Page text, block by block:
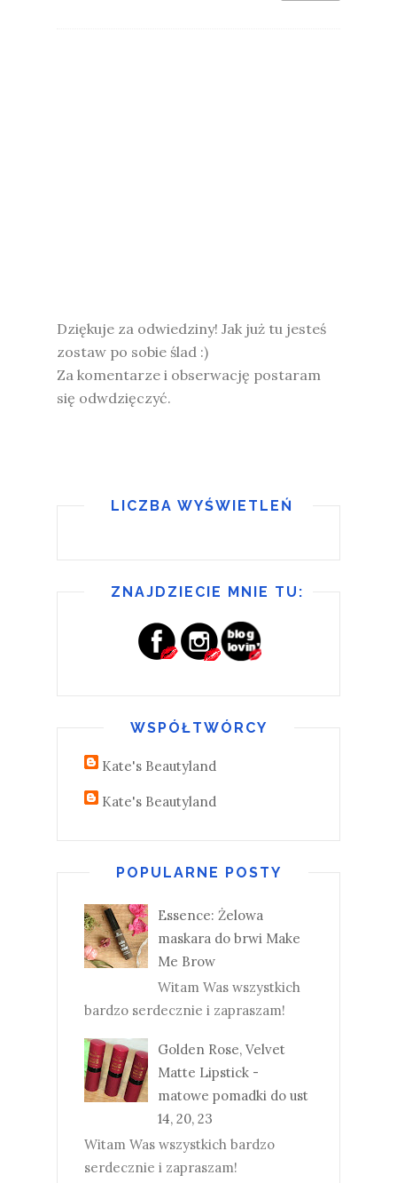
Dziękuje za odwiedziny! Jak już tu jesteś
zostaw po sobie ślad :)
Za komentarze i obserwację postaram
się odwdzięczyć.
LICZBA WYŚWIETLEŃ
ZNAJDZIECIE MNIE TU:
WSPÓŁTWÓRCY
Kate's Beautyland
Kate's Beautyland
POPULARNE POSTY
Essence: Żelowa
maskara do brwi Make
Me Brow
Witam Was wszystkich
bardzo serdecznie i zapraszam!
Golden Rose, Velvet
Matte Lipstick -
matowe pomadki do ust
14, 20, 23
Witam Was wszystkich bardzo
serdecznie i zapraszam!